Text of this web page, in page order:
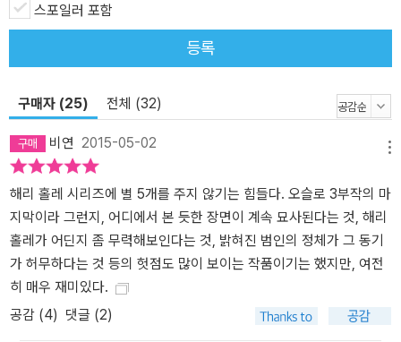
스포일러 포함
등록
구매자 (25) 전체 (32)
비연 2015-05-02
해리 홀레 시리즈에 별 5개를 주지 않기는 힘들다. 오슬로 3부작의 마
지막이라 그런지, 어디에서 본 듯한 장면이 계속 묘사된다는 것, 해리
홀레가 어딘지 좀 무력해보인다는 것, 밝혀진 범인의 정체가 그 동기
가 허무하다는 것 등의 헛점도 많이 보이는 작품이기는 했지만, 여전
히 매우 재미있다.
공감 (4) 댓글 (2)